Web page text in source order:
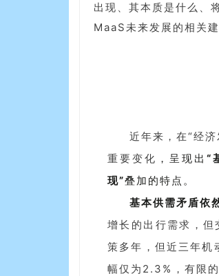
出现、其本质是什么、
MaaS未来发展的相关建
近年来，在“经
重要变化 ，呈现出“
现”叠加的特点。
基本供需矛盾依
增长的出行需求，
策多年，但近三年机
幅仅为2.3%，有限